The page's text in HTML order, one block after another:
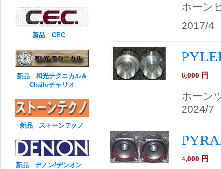
ホーン
2017/4
8,000 円
ホーン
2024/7
4,000 円
新品 CEC
新品 和光テクニカル＆
Chailoチャリオ
新品 ストーンテクノ
新品 デノン/デンオン